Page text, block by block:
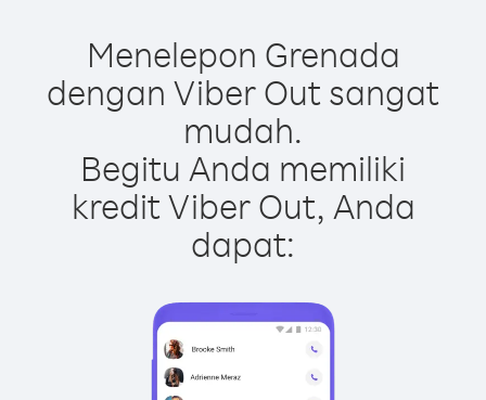
Menelepon Grenada
dengan Viber Out sangat
mudah.
Begitu Anda memiliki
kredit Viber Out, Anda
dapat: